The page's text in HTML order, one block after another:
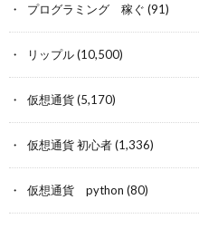
プログラミング 稼ぐ (91)
リップル(10,500)
仮想通貨(5,170)
仮想通貨 初心者(1,336)
仮想通貨 python (80)